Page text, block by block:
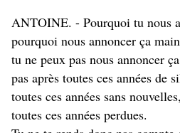
ANTOINE. - Pourquoi tu nous
pourquoi nous annoncer ça
tu ne peux pas nous annoncer
pas après toutes ces années de
toutes ces années sans nouvelles,
toutes ces années perdues.